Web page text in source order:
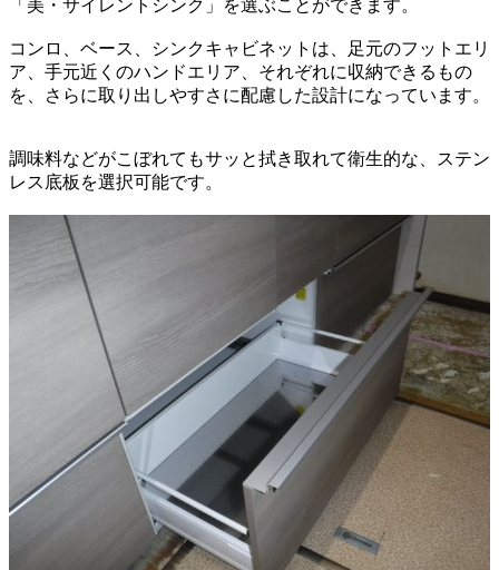
「美・サイレントシンク」を選ぶことができます。
コンロ、ベース、シンクキャビネットは、足元のフットエリ
ア、手元近くのハンドエリア、それぞれに収納できるもの
を、さらに取り出しやすさに配慮した設計になっています。
調味料などがこぼれてもサッと拭き取れて衛生的な、ステン
レス底板を選択可能です。